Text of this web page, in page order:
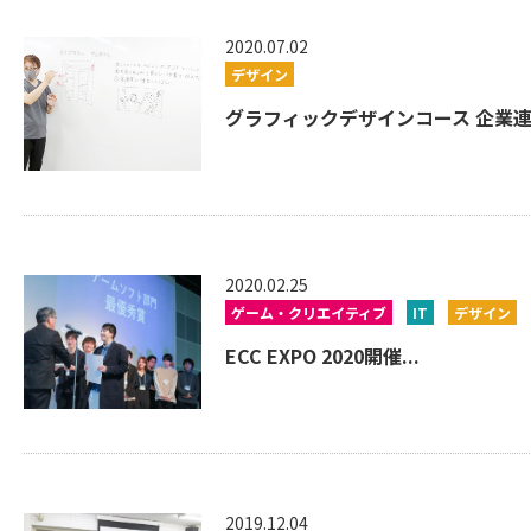
2020.07.02
デザイン
グラフィックデザインコース 企業
2020.02.25
ゲーム・クリエイティブ IT デザイン
ECC EXPO 2020開催...
2019.12.04